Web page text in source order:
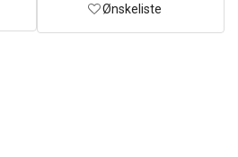
Ønskeliste